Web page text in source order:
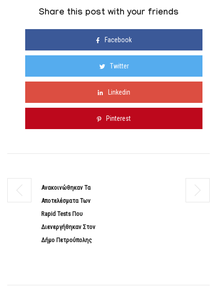
Share this post with your friends
Facebook
Twitter
Linkedin
Pinterest
Ανακοινώθηκαν Τα
Αποτελέσματα Των
Rapid Tests Που
Διενεργήθηκαν Στον
Δήμο Πετρούπολης